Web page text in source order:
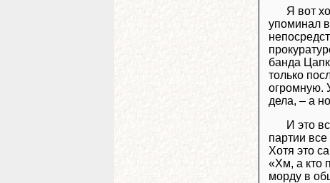
Я вот
упоминал
банда
только
огромную.
дела, – а
И это
партии
Хотя это
«Хм, а кто
морду в